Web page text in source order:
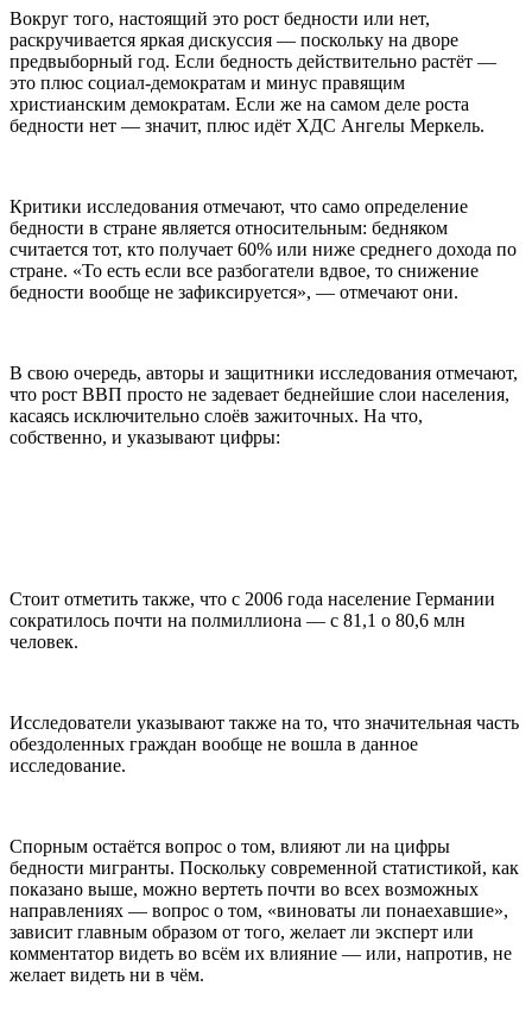
Вокруг того, настоящий это рост бедности или нет,
раскручивается яркая дискуссия — поскольку на дворе
предвыборный год. Если бедность действительно растёт —
это плюс социал-демократам и минус правящим
христианским демократам. Если же на самом деле роста
бедности нет — значит, плюс идёт ХДС Ангелы Меркель.
Критики исследования отмечают, что само определение
бедности в стране является относительным: бедняком
считается тот, кто получает 60% или ниже среднего дохода по
стране. «То есть если все разбогатели вдвое, то снижение
бедности вообще не зафиксируется», — отмечают они.
В свою очередь, авторы и защитники исследования отмечают,
что рост ВВП просто не задевает беднейшие слои населения,
касаясь исключительно слоёв зажиточных. На что,
собственно, и указывают цифры:
Стоит отметить также, что c 2006 года население Германии
сократилось почти на полмиллиона — с 81,1 о 80,6 млн
человек.
Исследователи указывают также на то, что значительная часть
обездоленных граждан вообще не вошла в данное
исследование.
Спорным остаётся вопрос о том, влияют ли на цифры
бедности мигранты. Поскольку современной статистикой, как
показано выше, можно вертеть почти во всех возможных
направлениях — вопрос о том, «виноваты ли понаехавшие»,
зависит главным образом от того, желает ли эксперт или
комментатор видеть во всём их влияние — или, напротив, не
желает видеть ни в чём.